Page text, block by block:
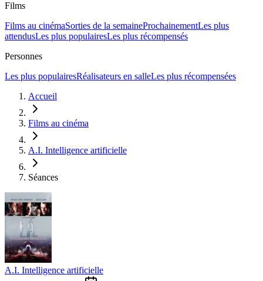
Films
Films au cinémaSorties de la semaineProchainementLes plus
attendusLes plus populairesLes plus récompensés
Personnes
Les plus populairesRéalisateurs en salleLes plus récompensées
Accueil
Films au cinéma
A.I. Intelligence artificielle
Séances
A.I. Intelligence artificielle